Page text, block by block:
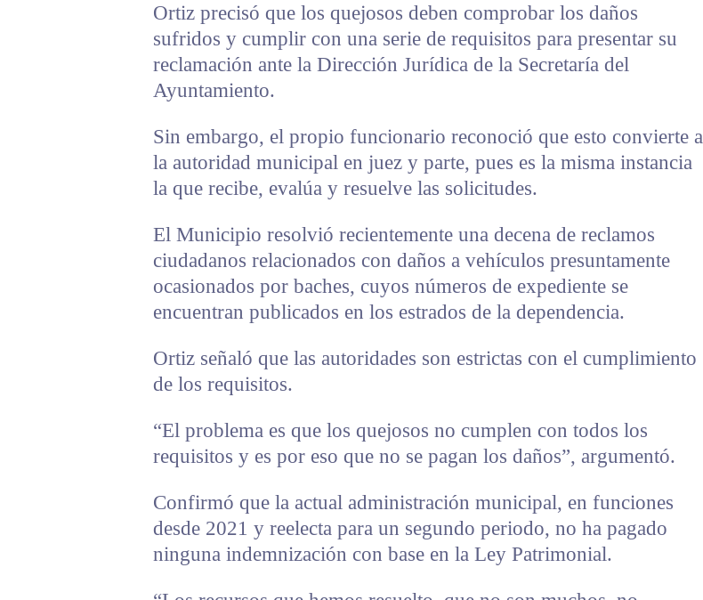
Ortiz precisó que los quejosos deben comprobar los daños
sufridos y cumplir con una serie de requisitos para presentar su
reclamación ante la Dirección Jurídica de la Secretaría del
Ayuntamiento.
Sin embargo, el propio funcionario reconoció que esto convierte a
la autoridad municipal en juez y parte, pues es la misma instancia
la que recibe, evalúa y resuelve las solicitudes.
El Municipio resolvió recientemente una decena de reclamos
ciudadanos relacionados con daños a vehículos presuntamente
ocasionados por baches, cuyos números de expediente se
encuentran publicados en los estrados de la dependencia.
Ortiz señaló que las autoridades son estrictas con el cumplimiento
de los requisitos.
“El problema es que los quejosos no cumplen con todos los
requisitos y es por eso que no se pagan los daños”, argumentó.
Confirmó que la actual administración municipal, en funciones
desde 2021 y reelecta para un segundo periodo, no ha pagado
ninguna indemnización con base en la Ley Patrimonial.